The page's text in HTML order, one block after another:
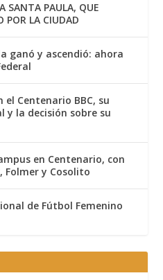
SANTA PAULA, QUE
POR LA CIUDAD
ganó y ascendió: ahora
el Centenario BBC, su
y la decisión sobre su
en Centenario, con
Folmer y Cosolito
de Fútbol Femenino